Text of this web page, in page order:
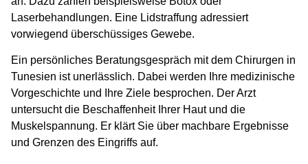
Laserbehandlungen. Eine Lidstraffung adressiert
vorwiegend überschüssiges Gewebe.
Ein persönliches Beratungsgespräch mit dem Chirurgen in
Tunesien ist unerlässlich. Dabei werden Ihre medizinische
Vorgeschichte und Ihre Ziele besprochen. Der Arzt
untersucht die Beschaffenheit Ihrer Haut und die
Muskelspannung. Er klärt Sie über machbare Ergebnisse
und Grenzen des Eingriffs auf.